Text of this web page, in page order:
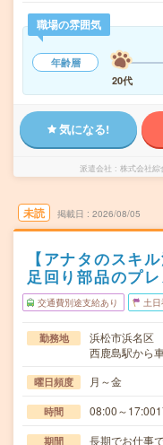
職場の雰囲気
年齢層
20代
気になる!
派遣会社 株式会社綜
未読 掲載日 2026/08/05
【アナタのスキ
足回り部品のプ
交通費別途支給あり 土
勤務地
浜松市浜名区
西鹿島駅から
曜日頻度 月～金
時間 08:00～
期間 長期でお仕事